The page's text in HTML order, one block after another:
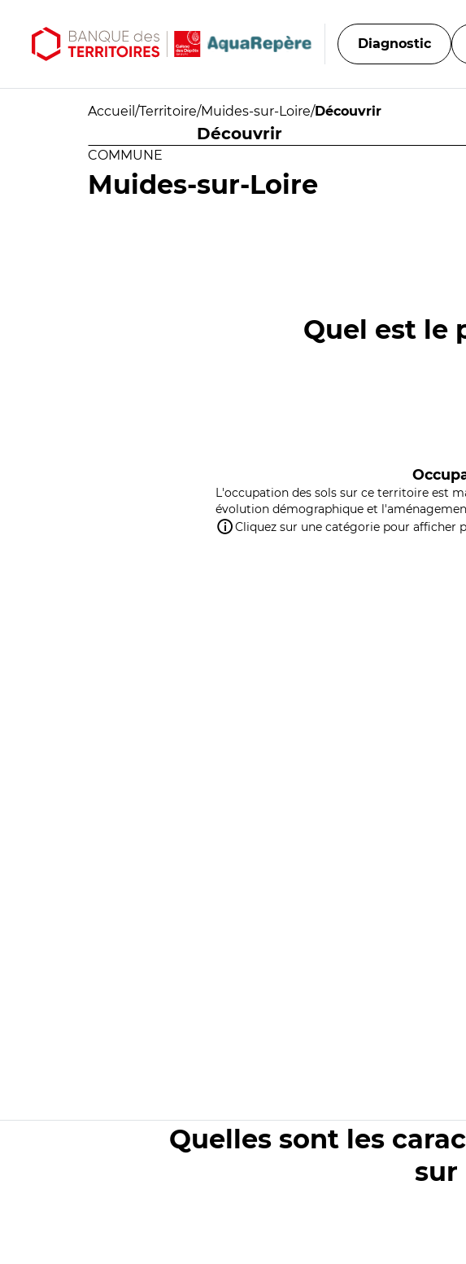
Diagnostic
Accueil /Territoire/Muides-sur-Loire/Découvrir
Découvrir
COMMUNE
Muides-sur-Loire
Quel est le
L'occupation des sols sur ce territoire est
évolution démographique et
Cliquez sur une catégorie pour afficher
Quelles sont les
sur